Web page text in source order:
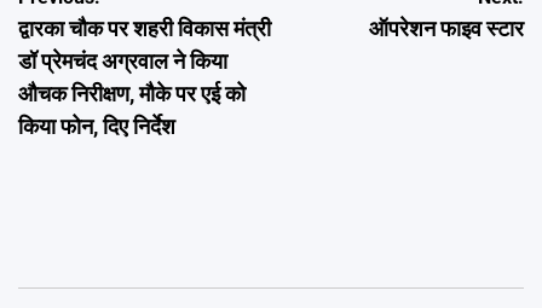
navigation
द्वारका चौक पर शहरी विकास मंत्री
डॉ प्रेमचंद अग्रवाल ने किया
औचक निरीक्षण, मौके पर एई को
किया फोन, दिए निर्देश
ऑपरेशन फाइव स्टार